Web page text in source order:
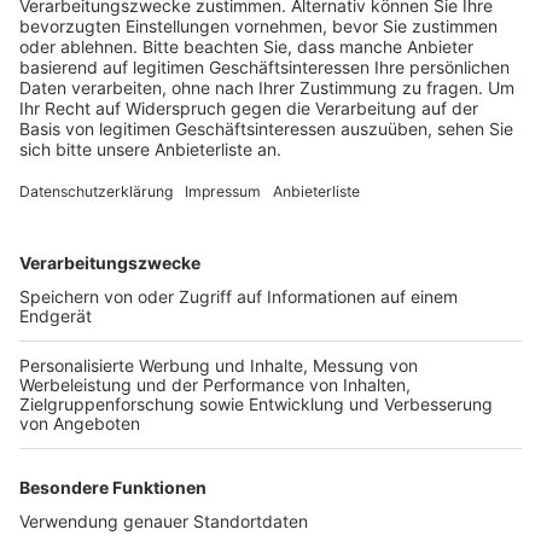
Anzeige
Am Montagnachmittag war dort ein Lkw-Fahrer auf
war so stark, dass der wiederum auf den Laster vor
Unfallverursacher kam laut Polizei mit schweren
Kopfverletzungen ins Krankenhaus, die anderen Fahrer
wurden leicht verletzt. Die Unfallaufnahme und die
Bergungs- und Reinigungsarbeiten zogen sich danach
sehr lange hin. Unter anderem musste noch ein mit
ausgelaufenem Diesel verseuchter Grünstreifen
abgebaggert werden.
Anzeige